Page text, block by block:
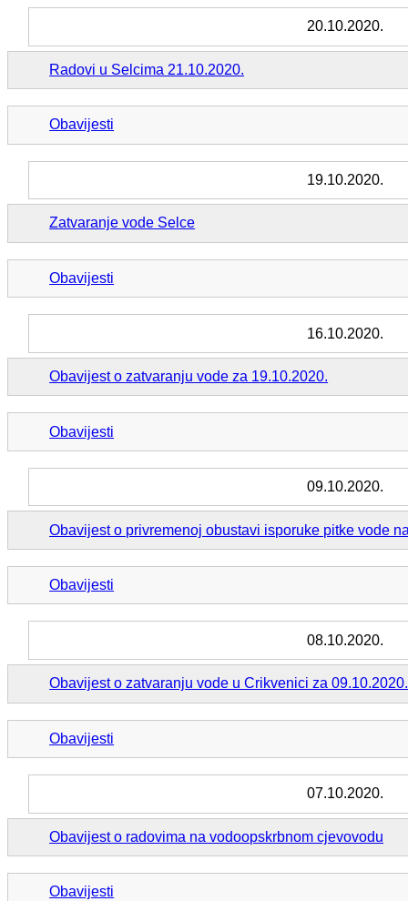
20.10.2020.
Radovi u Selcima 21.10.2020.
Obavijesti
19.10.2020.
Zatvaranje vode Selce
Obavijesti
16.10.2020.
Obavijest o zatvaranju vode za 19.10.2020.
Obavijesti
09.10.2020.
Obavijest o privremenoj obustavi isporuke pitke vode
Obavijesti
08.10.2020.
Obavijest o zatvaranju vode u Crikvenici za 09.10.2020.
Obavijesti
07.10.2020.
Obavijest o radovima na vodoopskrbnom cjevovodu
Obavijesti